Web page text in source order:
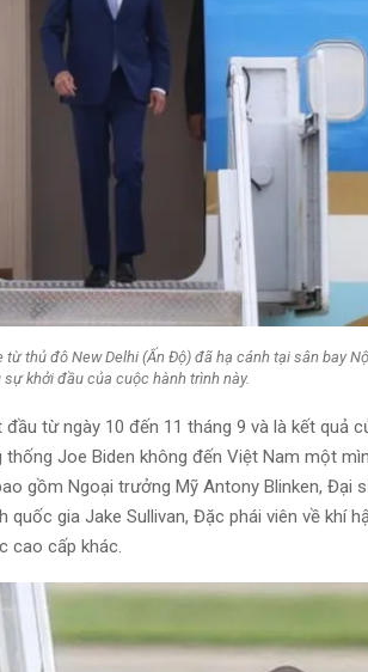
thủ đô New Delhi (Ấn Độ) đã hạ cánh tại sân bay
sự khởi đầu của cuộc hành trình này.
từ ngày 10 đến 11 tháng 9 và là kết quả
thống Joe Biden không đến Việt Nam một
gồm Ngoại trưởng Mỹ Antony Blinken, Đại
quốc gia Jake Sullivan, Đặc phái viên về khí
cao cấp khác.